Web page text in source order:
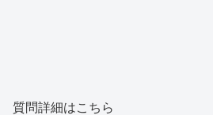
質問詳細はこちら